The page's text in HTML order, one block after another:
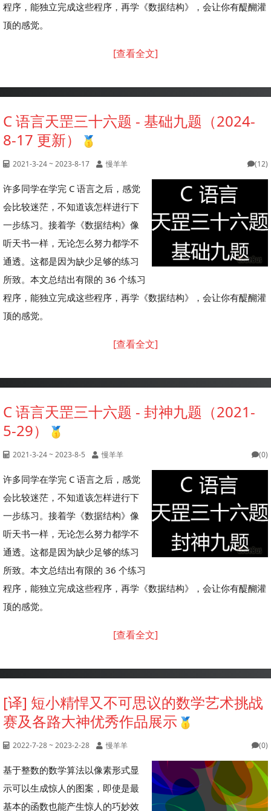
程序，能独立完成这些程序，再学《数据结构》，会让你有醍醐灌
顶的感觉。
[查看全文]
C 语言天罡三十六题 - 基础九题（2024-
8-17 更新）
2021-3-24 ~ 2023-8-17 慢羊羊 (12)
许多同学在学完 C 语言之后，感觉
会比较迷茫，不知道该怎样进行下
一步练习。接着学《数据结构》像
听天书一样，无论怎么努力都学不
通透。这都是因为缺少足够的练习
所致。本文总结出有限的 36 个练习
程序，能独立完成这些程序，再学《数据结构》，会让你有醍醐灌
顶的感觉。
[查看全文]
C 语言天罡三十六题 - 封神九题（2021-
5-29）
2021-3-24 ~ 2023-8-5 慢羊羊 (0)
许多同学在学完 C 语言之后，感觉
会比较迷茫，不知道该怎样进行下
一步练习。接着学《数据结构》像
听天书一样，无论怎么努力都学不
通透。这都是因为缺少足够的练习
所致。本文总结出有限的 36 个练习
程序，能独立完成这些程序，再学《数据结构》，会让你有醍醐灌
顶的感觉。
[查看全文]
[译] 短小精悍又不可思议的数学艺术挑战
赛及各路大神优秀作品展示
2022-7-28 ~ 2023-2-28 慢羊羊 (0)
基于整数的数学算法以像素形式显
示可以生成惊人的图案，即使是最
基本的函数也能产生惊人的巧妙效